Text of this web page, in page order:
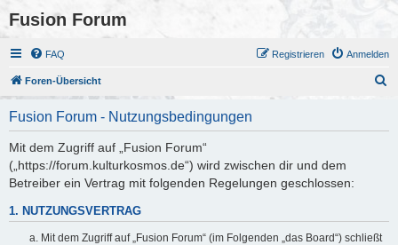
Fusion Forum
FAQ Anmelden
Registrieren
Foren-Übersicht
Fusion Forum - Nutzungsbedingungen
Mit dem Zugriff auf „Fusion Forum“
(„https://forum.kulturkosmos.de“) wird zwischen dir und dem
Betreiber ein Vertrag mit folgenden Regelungen geschlossen:
1. NUTZUNGSVERTRAG
Mit dem Zugriff auf „Fusion Forum“ (im Folgenden „das Board“) schließt